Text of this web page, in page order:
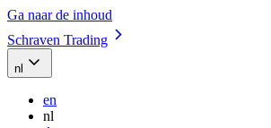
Ga naar de inhoud
Schraven Trading
nl
en
nl